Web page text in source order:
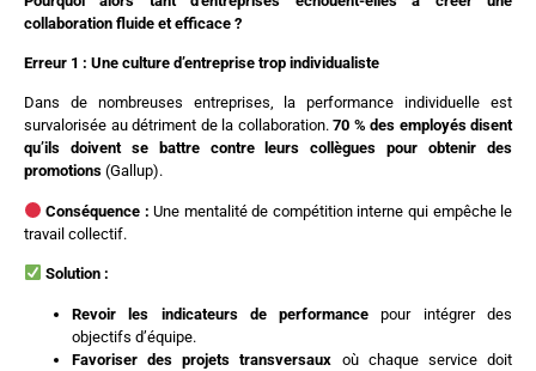
collaboration fluide et efficace ?
Erreur 1 : Une culture d’entreprise trop individualiste
Dans de nombreuses entreprises, la performance individuelle est
survalorisée au détriment de la collaboration. 70 % des employés disent
qu’ils doivent se battre contre leurs collègues pour obtenir des
promotions (Gallup).
Conséquence : Une mentalité de compétition interne qui empêche le
travail collectif.
Solution :
Revoir les indicateurs de performance pour intégrer des
objectifs d’équipe.
Favoriser des projets transversaux où chaque service doit